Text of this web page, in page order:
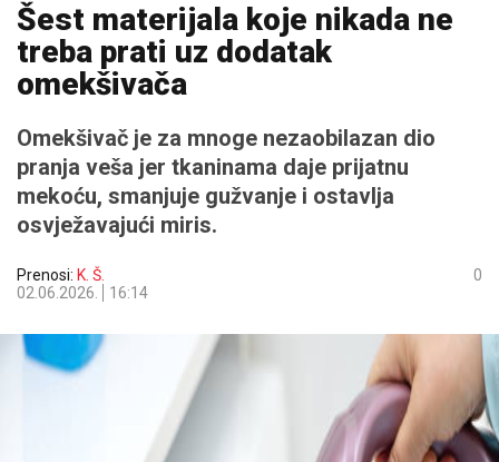
Šest materijala koje nikada ne
treba prati uz dodatak
omekšivača
Omekšivač je za mnoge nezaobilazan dio
pranja veša jer tkaninama daje prijatnu
mekoću, smanjuje gužvanje i ostavlja
osvježavajući miris.
Prenosi: K. Š.
02.06.2026.
16:14
0